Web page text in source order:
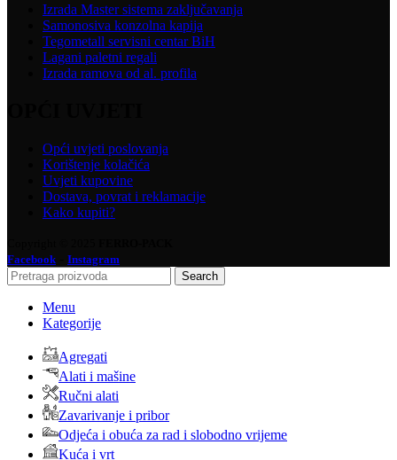
Izrada Master sistema zaključavanja
Samonosiva konzolna kapija
Tegometall servisni centar BiH
Lagani paletni regali
Izrada ramova od al. profila
Opći uvjeti poslovanja
Korištenje kolačića
Uvjeti kupovine
Dostava, povrat i reklamacije
Kako kupiti?
Facebook
Instagram
Search
Menu
Kategorije
Agregati
Alati i mašine
Ručni alati
Zavarivanje i pribor
Odjeća i obuća za rad i slobodno vrijeme
Kuća i vrt